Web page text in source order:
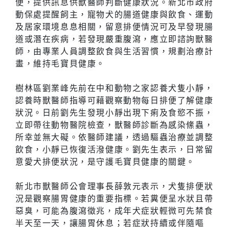
便，提供訊息供獸醫師判斷健康狀況。新北市政府
動保處提醒飼主，寵物犬的腸道健康與飲食、運動
及居家環境息息相關，留意排便情況可及早發現腸
道或潛在疾病，若發現嚴重腹瀉，應立即諮詢獸醫
師，由專業人員調整飲食與生活習慣，規劃治療計
畫，維持毛寶貝健康。
樹林區劉業峰先前在中和動物之家認養犬隻小靜，
認養時獸醫師指導可藉觀察動物每日排便了解健康
狀況。日前劉先生發現小靜出現下痢及食慾不振，
立即帶往動物醫院檢查，獸醫師診斷為感染絛蟲，
所幸並無大礙。依醫師建議，透過驅蟲治療並調整
飲食，小靜已恢復活潑健康。劉先生表示，日常留
意愛犬排便狀況，是守護毛寶貝健康的關鍵。
新北市獸醫師公會理事長薛敦元表示，犬隻排便狀
況是觀察腸胃健康的重要指標。若糞便呈水狀且帶
惡臭，可能為腹瀉徵兆，成年犬症狀輕微可先禁食
半天至一天，讓腸胃休息；若症狀持續或伴隨嘔